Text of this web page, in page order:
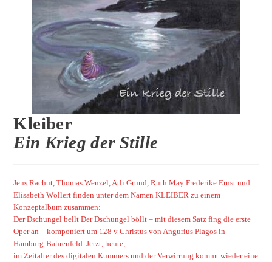
Kleiber
Ein Krieg der Stille
Jens Rachut, Thomas Wenzel, Atli Grund, Ruth May Frederike Ernst und
Elisabeth Wöllert finden unter dem Namen KLEIBER zu einem
Konzeptalbum zusammen:
Der Dschungel bellt Der Dschungel böllt – mit diesem Satz fing die erste
Oper an – komponiert um 128 v Christus von Angurius Plagos in
Hamburg-Bahrenfeld. Jetzt, heute,
im Zeitalter des digitalen Kummers und der Verwirrung kommt wieder eine